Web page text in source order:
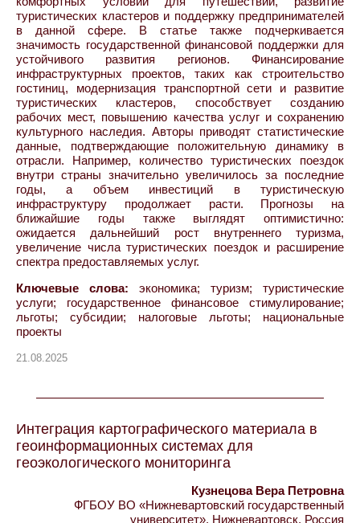
туристических кластеров и поддержку предпринимателей
в данной сфере. В статье также подчеркивается
значимость государственной финансовой поддержки для
устойчивого развития регионов. Финансирование
инфраструктурных проектов, таких как строительство
гостиниц, модернизация транспортной сети и развитие
туристических кластеров, способствует созданию
рабочих мест, повышению качества услуг и сохранению
культурного наследия. Авторы приводят статистические
данные, подтверждающие положительную динамику в
отрасли. Например, количество туристических поездок
внутри страны значительно увеличилось за последние
годы, а объем инвестиций в туристическую
инфраструктуру продолжает расти. Прогнозы на
ближайшие годы также выглядят оптимистично:
ожидается дальнейший рост внутреннего туризма,
увеличение числа туристических поездок и расширение
спектра предоставляемых услуг.
Ключевые слова: экономика; туризм; туристические
услуги; государственное финансовое стимулирование;
льготы; субсидии; налоговые льготы; национальные
проекты
21.08.2025
Интеграция картографического материала в
геоинформационных системах для
геоэкологического мониторинга
Кузнецова Вера Петровна
ФГБОУ ВО «Нижневартовский государственный
университет», Нижневартовск, Россия